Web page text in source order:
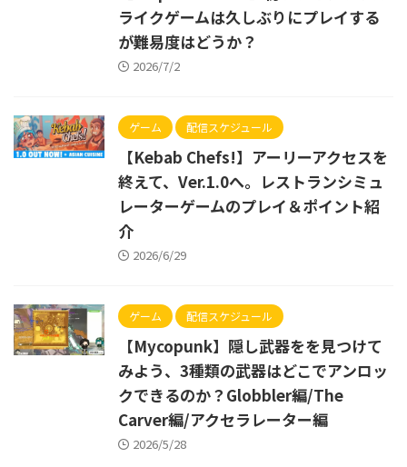
ライクゲームは久しぶりにプレイする
が難易度はどうか？
2026/7/2
ゲーム 配信スケジュール
【Kebab Chefs!】アーリーアクセスを
終えて、Ver.1.0へ。レストランシミュ
レーターゲームのプレイ＆ポイント紹
介
2026/6/29
ゲーム 配信スケジュール
【Mycopunk】隠し武器をを見つけて
みよう、3種類の武器はどこでアンロッ
クできるのか？Globbler編/The
Carver編/アクセラレーター編
2026/5/28